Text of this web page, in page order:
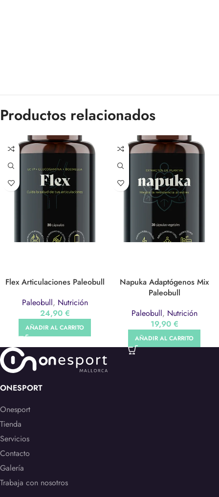
Productos relacionados
Flex Articulaciones Paleobull
Paleobull, Nutrición
24,90 €
AÑADIR AL CARRITO
Napuka Adaptógenos Mix
Paleobull
Paleobull, Nutrición
19,90 €
AÑADIR AL CARRITO
ONESPORT
Onesport
Tienda
Servicios
Contacto
Galería
Trabaja con nosotros